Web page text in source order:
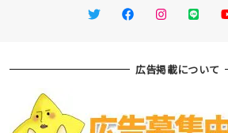
TwitterFacebookInstagram
LINE
広告掲載について